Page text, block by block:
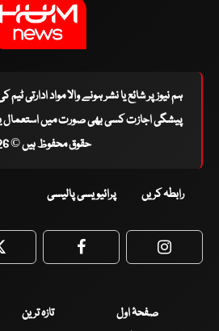
ہم نیوز پر شائع یا نشر ہونے والا مواد ادارتی
پیشگی اجازت کسی بھی صورت میں استعمال
حقوق محفوظ ہیں © 2026
رابطہ کریں پرائیویسی پالیسی
Twitter Facebook
صفحۂ اول تازہ ترین